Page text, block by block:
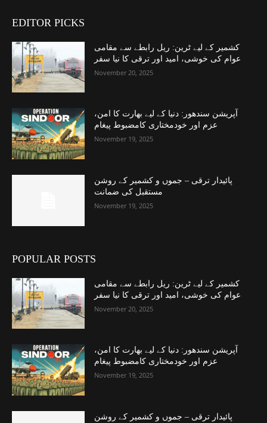
EDITOR PICKS
کشمیر کے لیے ٹرین: ریل رابطے سے مقامی
عوام کی خوشی، امید اور ترقی کا نیا سفر
November 20, 2025
آپریشن سندھور: دنیا کے لیے بھارت کا امن،
عزم اور خودمختاری کامضبوط پیغام
November 19, 2025
پائیدار ترقی – جموں و کشمیر کے روشن
مستقبل کی ضمانت
November 19, 2025
POPULAR POSTS
کشمیر کے لیے ٹرین: ریل رابطے سے مقامی
عوام کی خوشی، امید اور ترقی کا نیا سفر
November 20, 2025
آپریشن سندھور: دنیا کے لیے بھارت کا امن،
عزم اور خودمختاری کامضبوط پیغام
November 19, 2025
پائیدار ترقی – جموں و کشمیر کے روشن